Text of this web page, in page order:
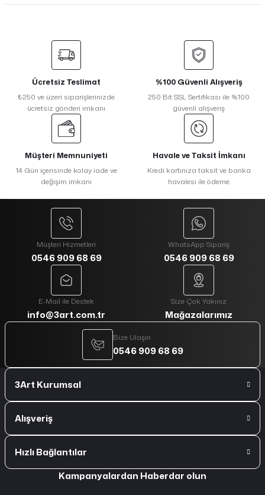
Ücretsiz Teslimat
₺250 ve üzeri siparişlerinizde
ücretsiz gönderi imkanı
%100 Güvenli Alışveriş
250 Bit SSL Sertifikası ile %100
güvenli alışveriş
Müşteri Memnuniyeti
14 Gün içerisinde kolay iade ve
değişim imkanı
Havale ve Taksit İmkanı
Kredi kartınıza taksit ve banka
havalesi ile ödeme
Müşteri Hizmetleri
0546 909 68 69
WhatsApp Sipariş
0546 909 68 69
E-Mail ile Destek
info@3art.com.tr
Size Çok Yakınız
Mağazalarımız
Bize Ulaşın
0546 909 68 69
3Art Kurumsal
Alışveriş
Hızlı Bağlantılar
Kampanyalardan Haberdar olun